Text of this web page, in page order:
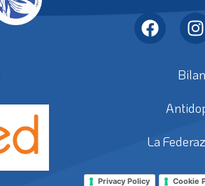
La
Privacy Policy Cookie